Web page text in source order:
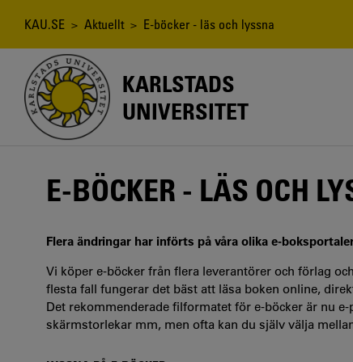
Länkstig
KAU.SE > Aktuellt > E-böcker - läs och lyssna
KARLSTADS
UNIVERSITET
E-BÖCKER - LÄS OCH
Flera ändringar har införts på våra olika e-
Vi köper e-böcker från flera leverantörer och förlag
flesta fall fungerar det bäst att läsa boken online,
Det rekommenderade filformatet för e-böcker är nu
skärmstorlekar mm, men ofta kan du själv välja